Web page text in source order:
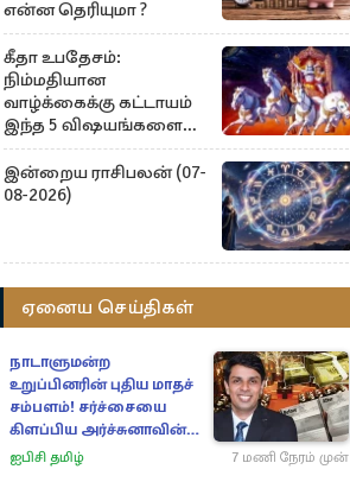
என்ன தெரியுமா ?
கீதா உபதேசம்:
நிம்மதியான
வாழ்க்கைக்கு கட்டாயம்
இந்த 5 விஷயங்களை
பின்பற்றுங்கள்
இன்றைய ராசிபலன் (07-
08-2026)
ஏனைய செய்திகள்
நாடாளுமன்ற
உறுப்பினரின் புதிய மாதச்
சம்பளம்! சர்ச்சையை
கிளப்பிய அர்ச்சுனாவின்
அறிக்கை
ஐபிசி தமிழ் 7 மணி நேரம் முன்